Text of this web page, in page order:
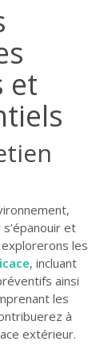
et
et
explorerons les
, incluant
ainsi
les
à
extérieur.